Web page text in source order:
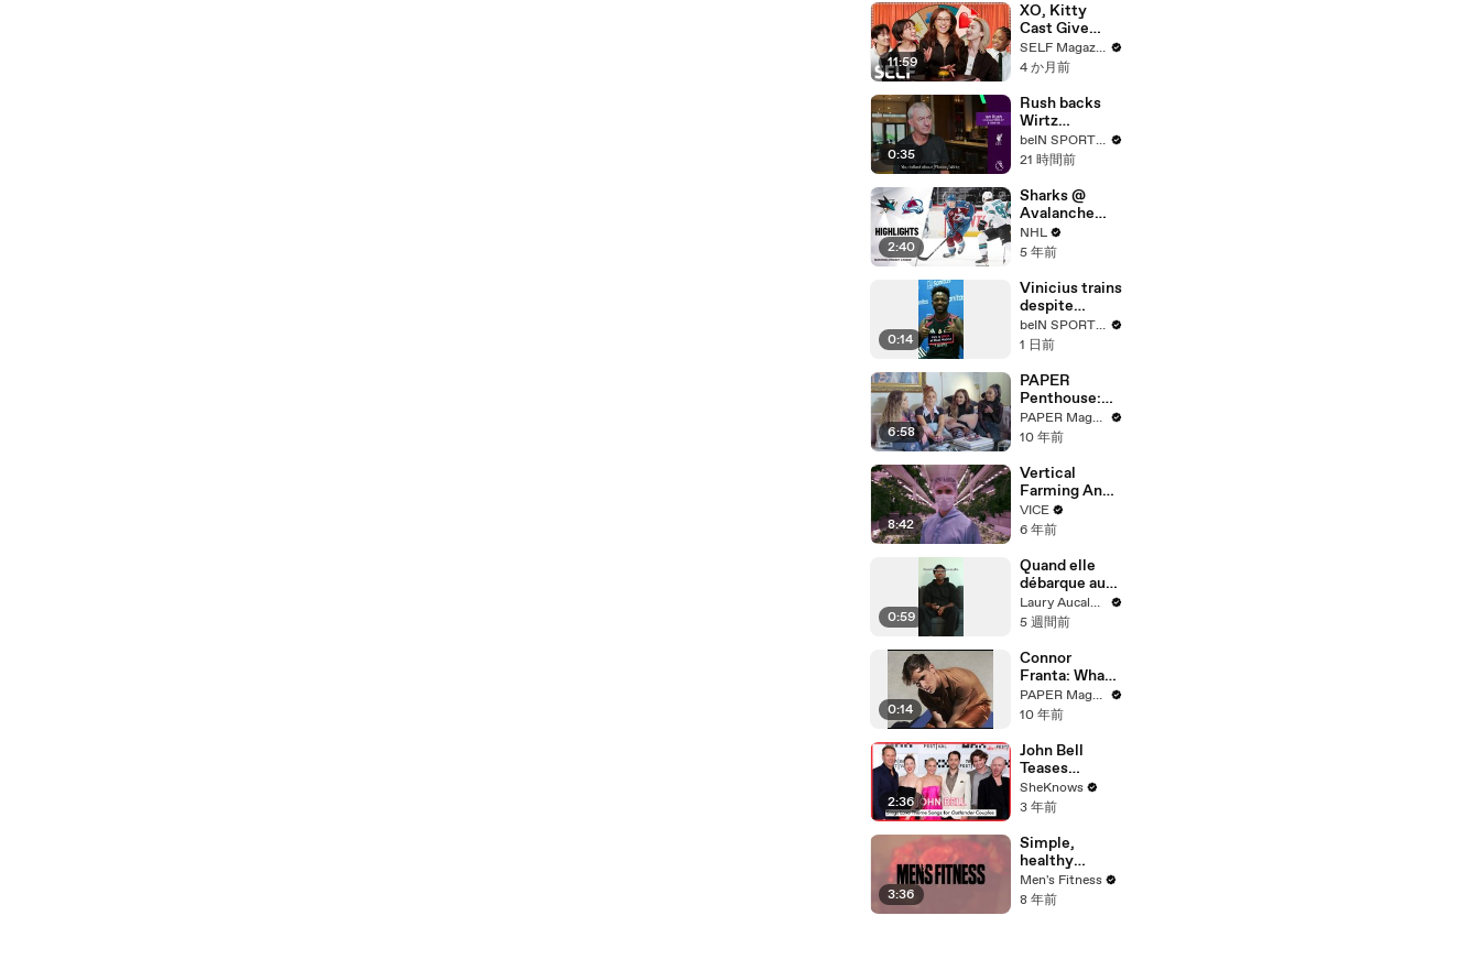
11:59
XO, Kitty
Cast Give
Each Other
Advice for
SELF Magazine
4 か月前
0:35
Rush backs
Wirtz
redemption
season after
beIN SPORTS USA
21 時間前
2:40
Sharks @
Avalanche
5/1/21 | NHL
Highlights
NHL
5 年前
0:14
Vinicius trains
despite
Arsenal
rumours
beIN SPORTS USA
1 日前
6:58
PAPER
Penthouse:
Little MixPAPER Magazine
10 年前
8:42
Vertical
Farming And
Asia's Future
VICE
6 年前
0:59
Quand elle
débarque au
pire moment
Laury Aucalme
5 週間前
0:14
Connor
Franta: What
makes
someone
PAPER Magazine
10 年前
2:36
John Bell
Teases
Season 7
"Outlander"
Working with
Sam Heughan,
Caitríona
Balfe & Mark
Lewis Jones
SheKnows
3 年前
3:36
Simple,
healthy
Valentine's
Day desserts
Men's Fitness
8 年前